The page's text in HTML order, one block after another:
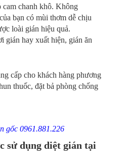
cam chanh khô. Không
bạn có mùi thơm dễ chịu
loài gián hiệu quả.
gián hay xuất hiện, gián ăn
cấp cho khách hàng phương
thuốc, đặt bả phòng chống
gốc 0961.881.226
sử dụng diệt gián tại